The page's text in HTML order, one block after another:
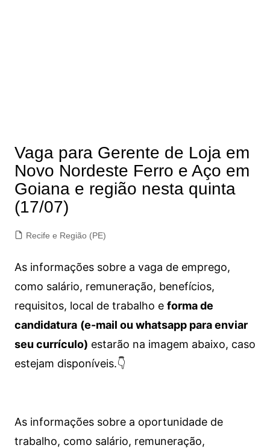
Vaga para Gerente de Loja em
Novo Nordeste Ferro e Aço em
Goiana e região nesta quinta
(17/07)
Recife e Região (PE)
As informações sobre a vaga de emprego,
como salário, remuneração, benefícios,
requisitos, local de trabalho e forma de
candidatura (e-mail ou whatsapp para enviar
seu currículo) estarão na imagem abaixo, caso
estejam disponíveis.👇
As informações sobre a oportunidade de
trabalho, como salário, remuneração,